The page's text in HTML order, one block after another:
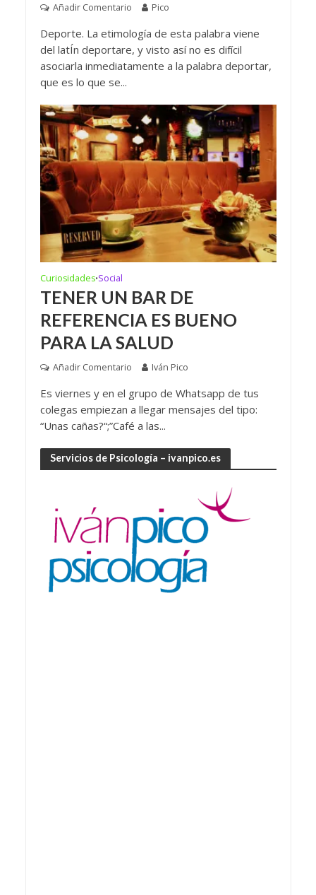
Añadir Comentario Pico
Deporte. La etimología de esta palabra viene
del latÍn deportare, y visto así no es difícil
asociarla inmediatamente a la palabra deportar,
que es lo que se...
Curiosidades•Social
TENER UN BAR DE
REFERENCIA ES BUENO
PARA LA SALUD
Añadir Comentario Iván Pico
Es viernes y en el grupo de Whatsapp de tus
colegas empiezan a llegar mensajes del tipo:
“Unas cañas?“;”Café a las...
Servicios de Psicología – ivanpico.es